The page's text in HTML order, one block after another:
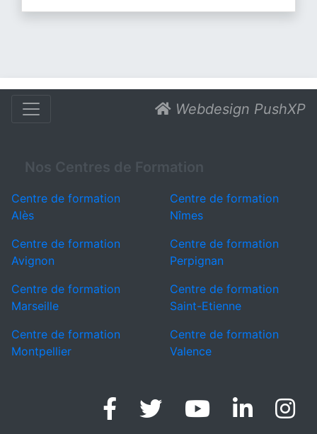
Webdesign PushXP
Nos Centres de Formation
Centre de formation
Alès
Centre de formation
Avignon
Centre de formation
Marseille
Centre de formation
Montpellier
Centre de formation
Nîmes
Centre de formation
Perpignan
Centre de formation
Saint-Etienne
Centre de formation
Valence
Facebook
TwitterYoutube